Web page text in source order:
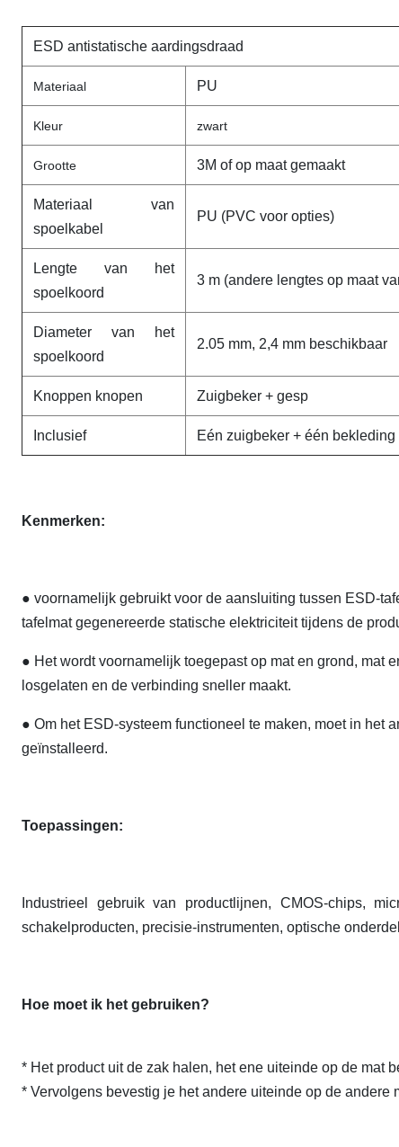
ESD antistatische aardingsdraad
Materiaal PU
Kleur zwart
Grootte 3M of op maat gemaakt
Materiaal van
spoelkabel
PU (PVC voor opties)
Lengte van het
spoelkoord
3 m (andere lengtes op maat
Diameter van het
spoelkoord
2.05 mm, 2,4 mm beschikbaar
Knoppen knopen Zuigbeker + gesp
Inclusief Eén zuigbeker + één bekleding
Kenmerken:
● voornamelijk gebruikt voor de aansluiting tussen ESD-
tafelmat gegenereerde statische elektriciteit tijdens de
● Het wordt voornamelijk toegepast op mat en grond, mat
losgelaten en de verbinding sneller maakt.
● Om het ESD-systeem functioneel te maken, moet in het
geïnstalleerd.
Toepassingen:
Industrieel gebruik van productlijnen, CMOS-chips,
schakelproducten, precisie-instrumenten, optische
Hoe moet ik het gebruiken?
* Het product uit de zak halen, het ene uiteinde op de mat
* Vervolgens bevestig je het andere uiteinde op de andere